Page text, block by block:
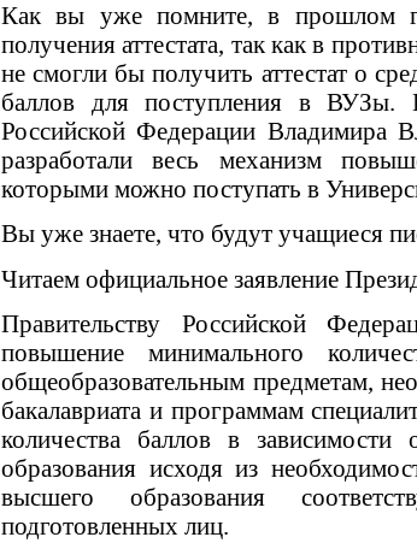
Как вы уже помните, в прошлом
получения аттестата, так как в
не смогли бы получить аттестат о
баллов для поступления в ВУЗы.
Российской Федерации Владимира
разработали весь механизм
которыми можно поступать в
Вы уже знаете, что будут учащиеся
Читаем официальное заявление
Правительству Российской
повышение минимального
общеобразовательным предметам,
бакалавриата и программам
количества баллов в зависимости
образования исходя из
высшего образования
подготовленных лиц.